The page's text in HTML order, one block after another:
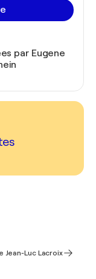
par Eugene
Luc Lacroix